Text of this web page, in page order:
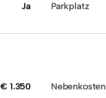
Ja Parkplatz
€ 1.350 Nebenkosten